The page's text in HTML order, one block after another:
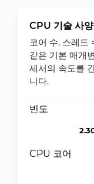
CPU 기술 사양
코어 수, 스레드
같은 기본 매개
세서의 속도를
니다.
빈도
CPU 코어